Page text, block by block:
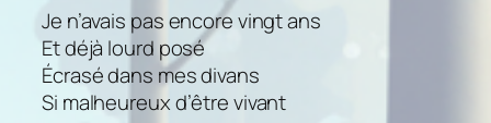
Je n’avais pas encore vingt ans
Et déjà lourd posé
Écrasé dans mes divans
Si malheureux d’être vivant